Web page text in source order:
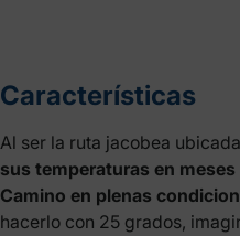
Características
Al ser la ruta jacobea
sus temperaturas en
Camino en plenas
hacerlo con 25 grados,